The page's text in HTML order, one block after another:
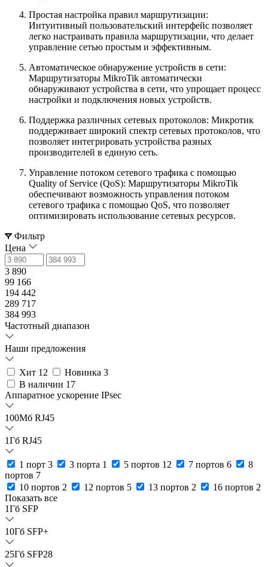
Простая настройка правил маршрутизации:
Интуитивный пользовательский интерфейс позволяет
легко настраивать правила маршрутизации, что делает
управление сетью простым и эффективным.
Автоматическое обнаружение устройств в сети:
Маршрутизаторы MikroTik автоматически
обнаруживают устройства в сети, что упрощает процесс
настройки и подключения новых устройств.
Поддержка различных сетевых протоколов: Микротик
поддерживает широкий спектр сетевых протоколов, что
позволяет интегрировать устройства разных
производителей в единую сеть.
Управление потоком сетевого трафика с помощью
Quality of Service (QoS): Маршрутизаторы MikroTik
обеспечивают возможность управления потоком
сетевого трафика с помощью QoS, что позволяет
оптимизировать использование сетевых ресурсов.
Фильтр
Цена
3 890
99 166
194 442
289 717
384 993
Частотный диапазон
Наши предложения
Хит 12 Новинка 3
В наличии 17
Аппаратное ускорение IPsec
100Мб RJ45
1Гб RJ45
1 порт 3 3 порта 1 5 портов 12 7 портов 6
8
портов 7
10 портов 2 12 портов 5 13 портов 2 16 портов 2
Показать все
1Гб SFP
10Гб SFP+
25Гб SFP28